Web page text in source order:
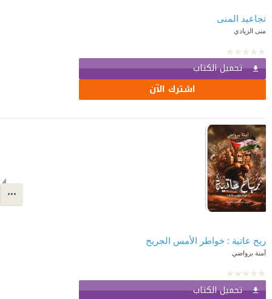
تجاعيد المنى
منى الزيادي
تحميل الكتاب
اشترك الآن
ريح عاتية : خواطر الأمس الجريح
آمنة برواضي
تحميل الكتاب